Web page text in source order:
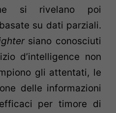
si rivelano poi
su dati parziali.
siano conosciuti
d’intelligence non
gli attentati, le
delle informazioni
per timore di